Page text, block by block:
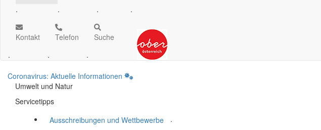
.
.
.
.
Kontakt
.
Telefon
.
Suche
.
Coronavirus: Aktuelle Informationen
Umwelt und Natur
Servicetipps
Ausschreibungen und Wettbewerbe
.